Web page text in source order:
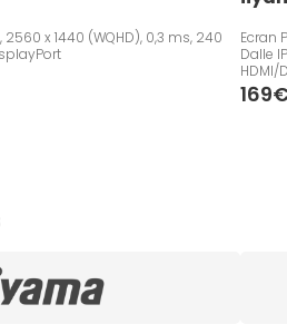
2560 x 1440 (WQHD), 0,3 ms, 240
Ecran
Dalle
HDMI/